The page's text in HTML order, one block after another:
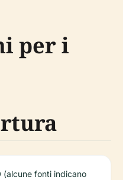
per i
prima della